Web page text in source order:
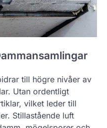
till högre nivåer av
Utan ordentligt
vilket leder till
Stillastående luft